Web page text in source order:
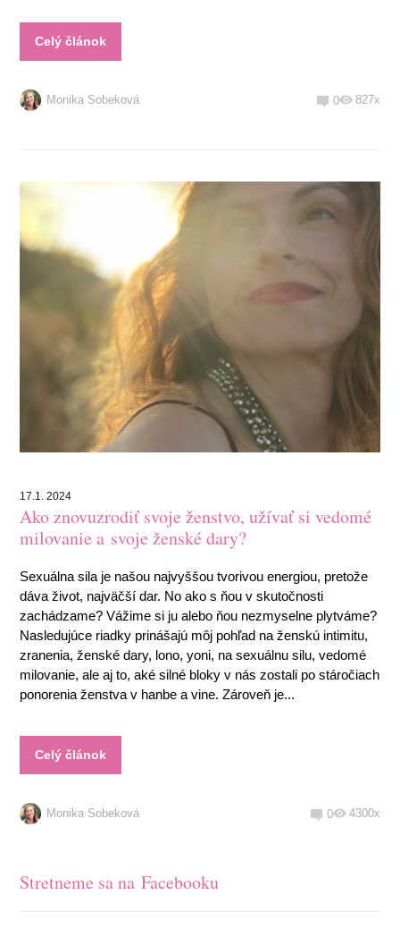
Celý článok
Monika Sobeková 0 827x
17.1. 2024
Ako znovuzrodiť svoje ženstvo, užívať si vedomé
milovanie a svoje ženské dary?
Sexuálna sila je našou najvyššou tvorivou energiou, pretože
dáva život, najväčší dar. No ako s ňou v skutočnosti
zachádzame? Vážime si ju alebo ňou nezmyselne plytváme?
Nasledujúce riadky prinášajú môj pohľad na ženskú intimitu,
zranenia, ženské dary, lono, yoni, na sexuálnu silu, vedomé
milovanie, ale aj to, aké silné bloky v nás zostali po stáročiach
ponorenia ženstva v hanbe a vine. Zároveň je...
Celý článok
Monika Sobeková 0 4300x
Stretneme sa na Facebooku